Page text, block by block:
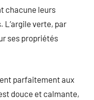
chacune leurs
verte, par
ses propriétés
parfaitement aux
douce et calmante,